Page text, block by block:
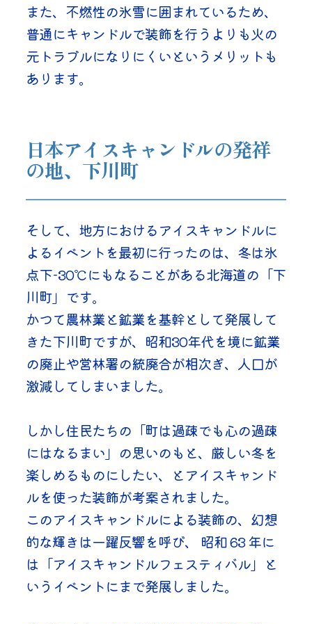
また、不燃性の氷雪に囲まれているため、
普通にキャンドルで装飾を行うよりも火の
元トラブルになりにくいというメリットも
あります。
日本アイスキャンドルの発祥
の地、下川町
そして、地方におけるアイスキャンドルに
よるイベントを最初に行ったのは、冬は氷
点下-30℃にもなることがある北海道の「下
川町」です。
かつて農林業と鉱業を基幹として発展して
きた下川町ですが、昭和30年代を境に鉱業
の廃止や営林署の統廃合が相次ぎ、人口が
激減してしまいました。
しかし住民たちの「町は過疎でも心の過疎
にはなるまい」の思いのもと、厳しい冬を
楽しめるものにしたい、とアイスキャンド
ルを使った装飾が考案されました。
このアイスキャンドルによる装飾の、幻想
的な輝きは一躍反響を呼び、 昭和 63 年に
は「アイスキャンドルフェスティバル」と
いうイベントにまで発展しました。